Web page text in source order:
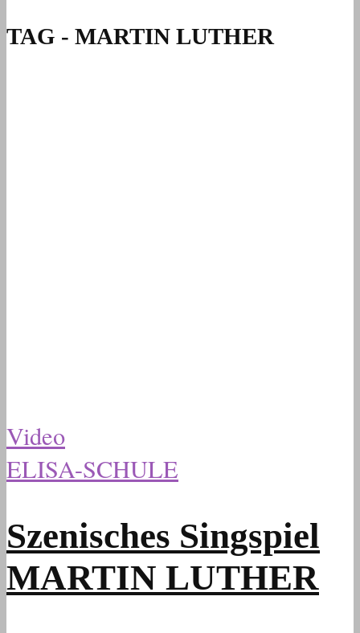
TAG - MARTIN LUTHER
Video
ELISA-SCHULE
Szenisches Singspiel
MARTIN LUTHER